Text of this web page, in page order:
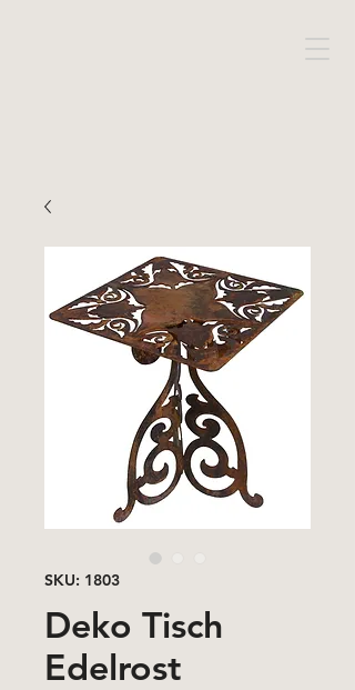
SKU: 1803
Deko Tisch
Edelrost